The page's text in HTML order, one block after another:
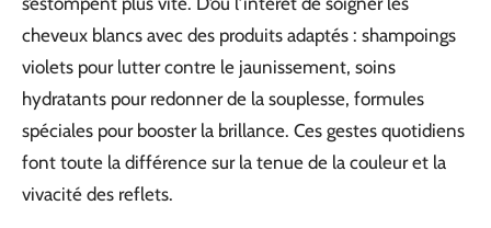
cheveux blancs avec des produits adaptés : shampoings
violets pour lutter contre le jaunissement, soins
hydratants pour redonner de la souplesse, formules
spéciales pour booster la brillance. Ces gestes quotidiens
font toute la différence sur la tenue de la couleur et la
vivacité des reflets.